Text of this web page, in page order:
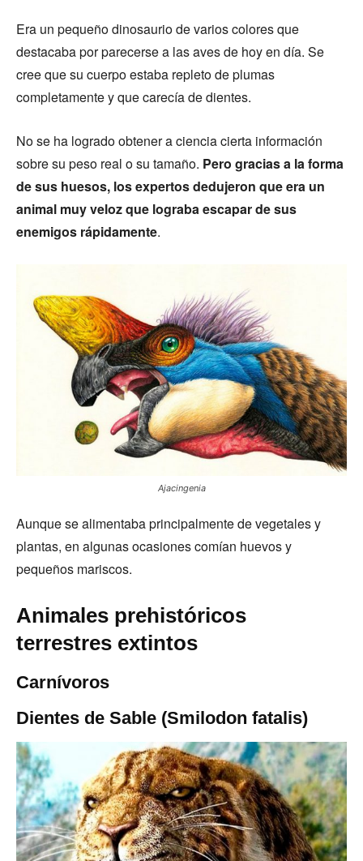
Era un pequeño dinosaurio de varios colores que
destacaba por parecerse a las aves de hoy en día. Se
cree que su cuerpo estaba repleto de plumas
completamente y que carecía de dientes.
No se ha logrado obtener a ciencia cierta información
sobre su peso real o su tamaño. Pero gracias a la forma
de sus huesos, los expertos dedujeron que era un
animal muy veloz que lograba escapar de sus
enemigos rápidamente.
Ajacingenia
Aunque se alimentaba principalmente de vegetales y
plantas, en algunas ocasiones comían huevos y
pequeños mariscos.
Animales prehistóricos
terrestres extintos
Carnívoros
Dientes de Sable (Smilodon fatalis)